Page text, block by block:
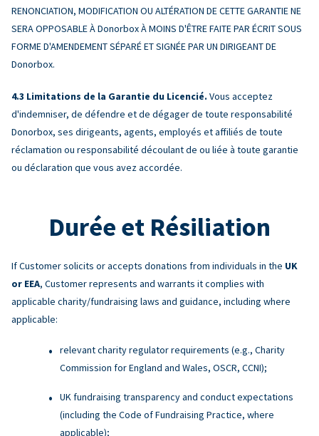
RENONCIATION, MODIFICATION OU ALTÉRATION DE CETTE GARANTIE NE
SERA OPPOSABLE À Donorbox À MOINS D'ÊTRE FAITE PAR ÉCRIT SOUS
FORME D'AMENDEMENT SÉPARÉ ET SIGNÉE PAR UN DIRIGEANT DE
Donorbox.
Limitations de la Garantie du Licencié. Vous acceptez
d'indemniser, de défendre et de dégager de toute responsabilité
Donorbox, ses dirigeants, agents, employés et affiliés de toute
réclamation ou responsabilité découlant de ou liée à toute garantie
ou déclaration que vous avez accordée.
Durée et Résiliation
If Customer solicits or accepts donations from individuals in the UK
or EEA, Customer represents and warrants it complies with
applicable charity/fundraising laws and guidance, including where
applicable:
relevant charity regulator requirements (e.g., Charity
Commission for England and Wales, OSCR, CCNI);
UK fundraising transparency and conduct expectations
(including the Code of Fundraising Practice, where
applicable);